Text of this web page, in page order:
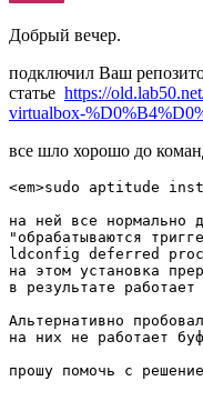
Добрый вечер.
подключил Ваш
статье https://
virtualbox-
все шло хорошо до
<em>sudo aptitude
на ней все нормально
"обрабатываются
ldconfig deferred
на этом установка
в результате
Альтернативно
на них не работает
прошу помочь с